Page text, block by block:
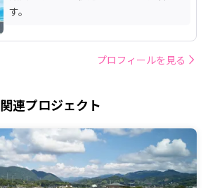
す。
プロフィールを見る
関連プロジェクト